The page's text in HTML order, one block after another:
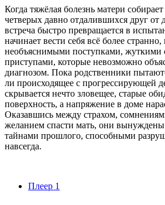
Когда тяжёлая болезнь матери
четверых давно отдалившихся друг от
встреча быстро превращается в
начинает вести себя всё более
необъяснимыми поступками, жуткими
приступами, которые невозможно
диагнозом. Пока родственники
ли происходящее с прогрессирующей
скрывается нечто зловещее, старые
поверхность, а напряжение в доме
Оказавшись между страхом,
желанием спасти мать, они вынуждены
тайнами прошлого, способными
навсегда.
Плеер 1